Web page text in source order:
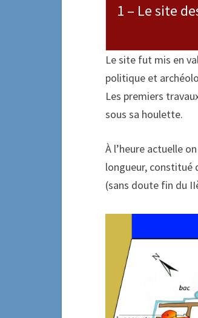
1 – Le site
Le site fut mis en
politique et
Les premiers
sous sa houlette.
À l’heure actuelle
longueur, constitué
(sans doute fin du